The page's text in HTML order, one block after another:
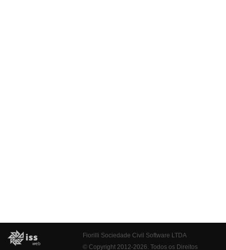
Fiorilli Sociedade Civil Software LTDA
© Copyright 2012-2026. Todos os Direitos